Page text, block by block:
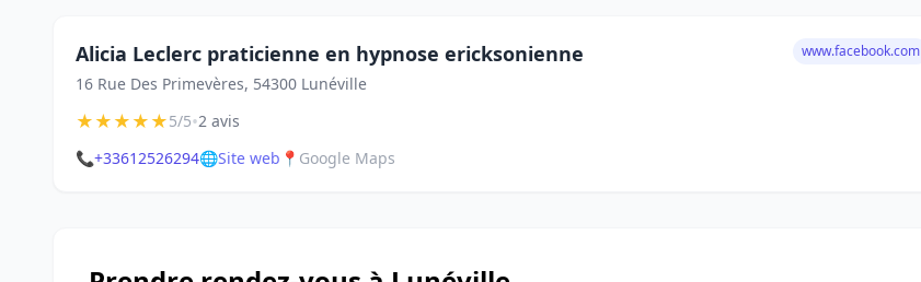
Alicia Leclerc praticienne en hypnose ericksonienne
16 Rue Des Primevères, 54300 Lunéville
www.facebook.com
★★★★★5/5•2 avis
📞+33612526294🌐Site web 📍 Google Maps